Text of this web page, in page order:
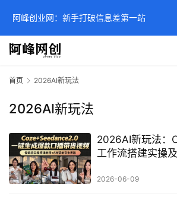
首页 2026AI新玩法
2026AI新玩法
2026AI新玩法：
工作流搭建实操
2026-06-09
阿峰创业网：新手打破信息差第一站